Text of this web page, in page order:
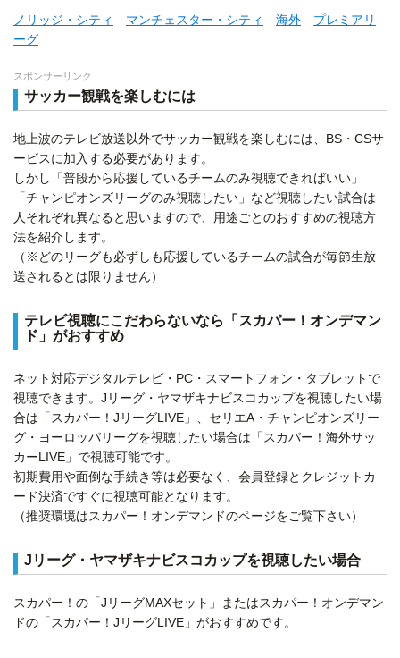
ノリッジ・シティ マンチェスター・シティ 海外
プレミアリ
ーグ
スポンサーリンク
サッカー観戦を楽しむには
地上波のテレビ放送以外でサッカー観戦を楽しむには、BS・CSサ
ービスに加入する必要があります。
しかし「普段から応援しているチームのみ視聴できればいい」
「チャンピオンズリーグのみ視聴したい」など視聴したい試合は
人それぞれ異なると思いますので、用途ごとのおすすめの視聴方
法を紹介します。
（※どのリーグも必ずしも応援しているチームの試合が毎節生放
送されるとは限りません）
テレビ視聴にこだわらないなら「スカパー！オンデマン
ド」がおすすめ
ネット対応デジタルテレビ・PC・スマートフォン・タブレットで
視聴できます。Jリーグ・ヤマザキナビスコカップを視聴したい場
合は「スカパー！JリーグLIVE」、セリエA・チャンピオンズリー
グ・ヨーロッパリーグを視聴したい場合は「スカパー！海外サッ
カーLIVE」で視聴可能です。
初期費用や面倒な手続き等は必要なく、会員登録とクレジットカ
ード決済ですぐに視聴可能となります。
（推奨環境はスカパー！オンデマンドのページをご覧下さい）
Jリーグ・ヤマザキナビスコカップを視聴したい場合
スカパー！の「JリーグMAXセット」またはスカパー！オンデマン
ドの「スカパー！JリーグLIVE」がおすすめです。